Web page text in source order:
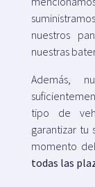
nuestros
nuestras
Además,
tipo de
garantizar tu
momento
todas las